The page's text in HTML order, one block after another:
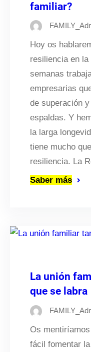
familiar?
Hoy os
resiliencia en la
semanas
empresarias
de superación
espaldas. Y
la larga
tiene mucho
resiliencia. La
Saber más
La unión
que se labra
Os
fácil fomentar